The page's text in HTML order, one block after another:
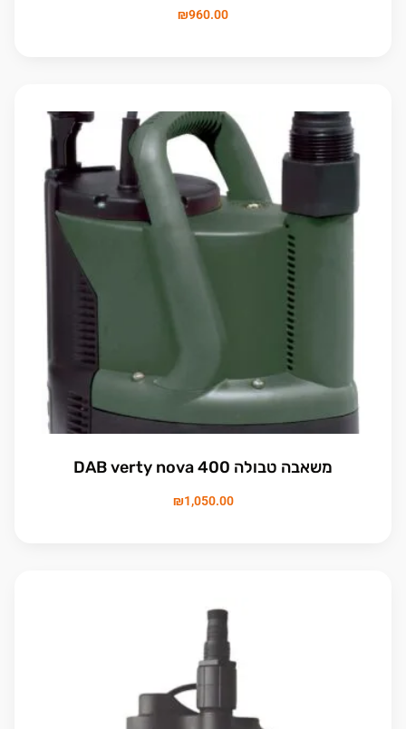
₪960.00
משאבה טבולה DAB verty nova 400
₪1,050.00